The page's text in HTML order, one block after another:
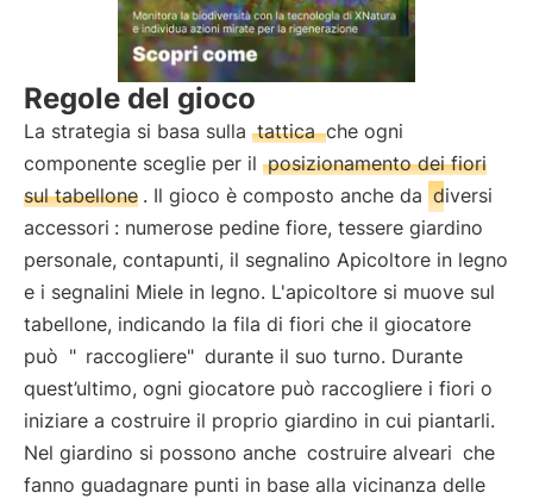
Regole del gioco
La strategia si basa sulla tattica che ogni
componente sceglie per il posizionamento dei fiori
sul tabellone . Il gioco è composto anche da diversi
accessori : numerose pedine fiore, tessere giardino
personale, contapunti, il segnalino Apicoltore in legno
e i segnalini Miele in legno. L'apicoltore si muove sul
tabellone, indicando la fila di fiori che il giocatore
può " raccogliere" durante il suo turno. Durante
quest’ultimo, ogni giocatore può raccogliere i fiori o
iniziare a costruire il proprio giardino in cui piantarli.
Nel giardino si possono anche costruire alveari che
fanno guadagnare punti in base alla vicinanza delle